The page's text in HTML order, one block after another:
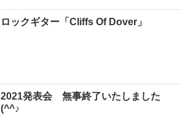
ロックギター「Cliffs Of Dover」
2021発表会 無事終了いたしました
(^^♪